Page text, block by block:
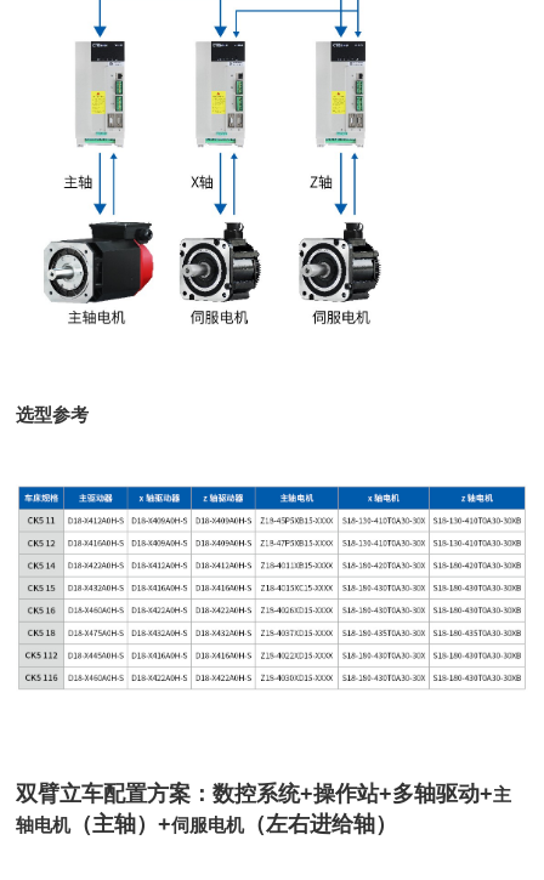
选型参考
双臂立车配置方案：数控系统+操作站+多轴驱动+主
轴电机（主轴）+伺服电机（左右进给轴）